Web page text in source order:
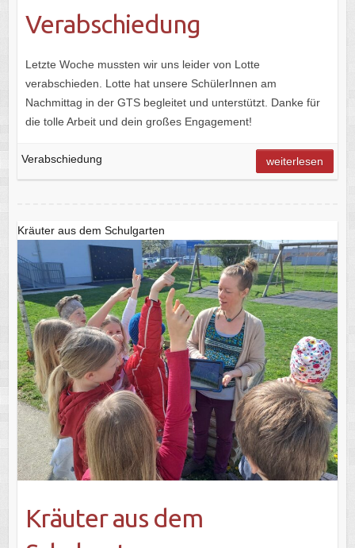
Verabschiedung
Letzte Woche mussten wir uns leider von Lotte
verabschieden. Lotte hat unsere SchülerInnen am
Nachmittag in der GTS begleitet und unterstützt. Danke für
die tolle Arbeit und dein großes Engagement!
Verabschiedung weiterlesen
Kräuter aus dem Schulgarten
Kräuter aus dem